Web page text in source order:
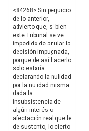
<84268> Sin perjuicio
de lo anterior,
advierto que, si bien
este Tribunal se ve
impedido de anular la
decisión impugnada,
porque de así hacerlo
solo estaría
declarando la nulidad
por la nulidad misma
dada la
insubsistencia de
algún interés o
afectación real que le
dé sustento, lo cierto